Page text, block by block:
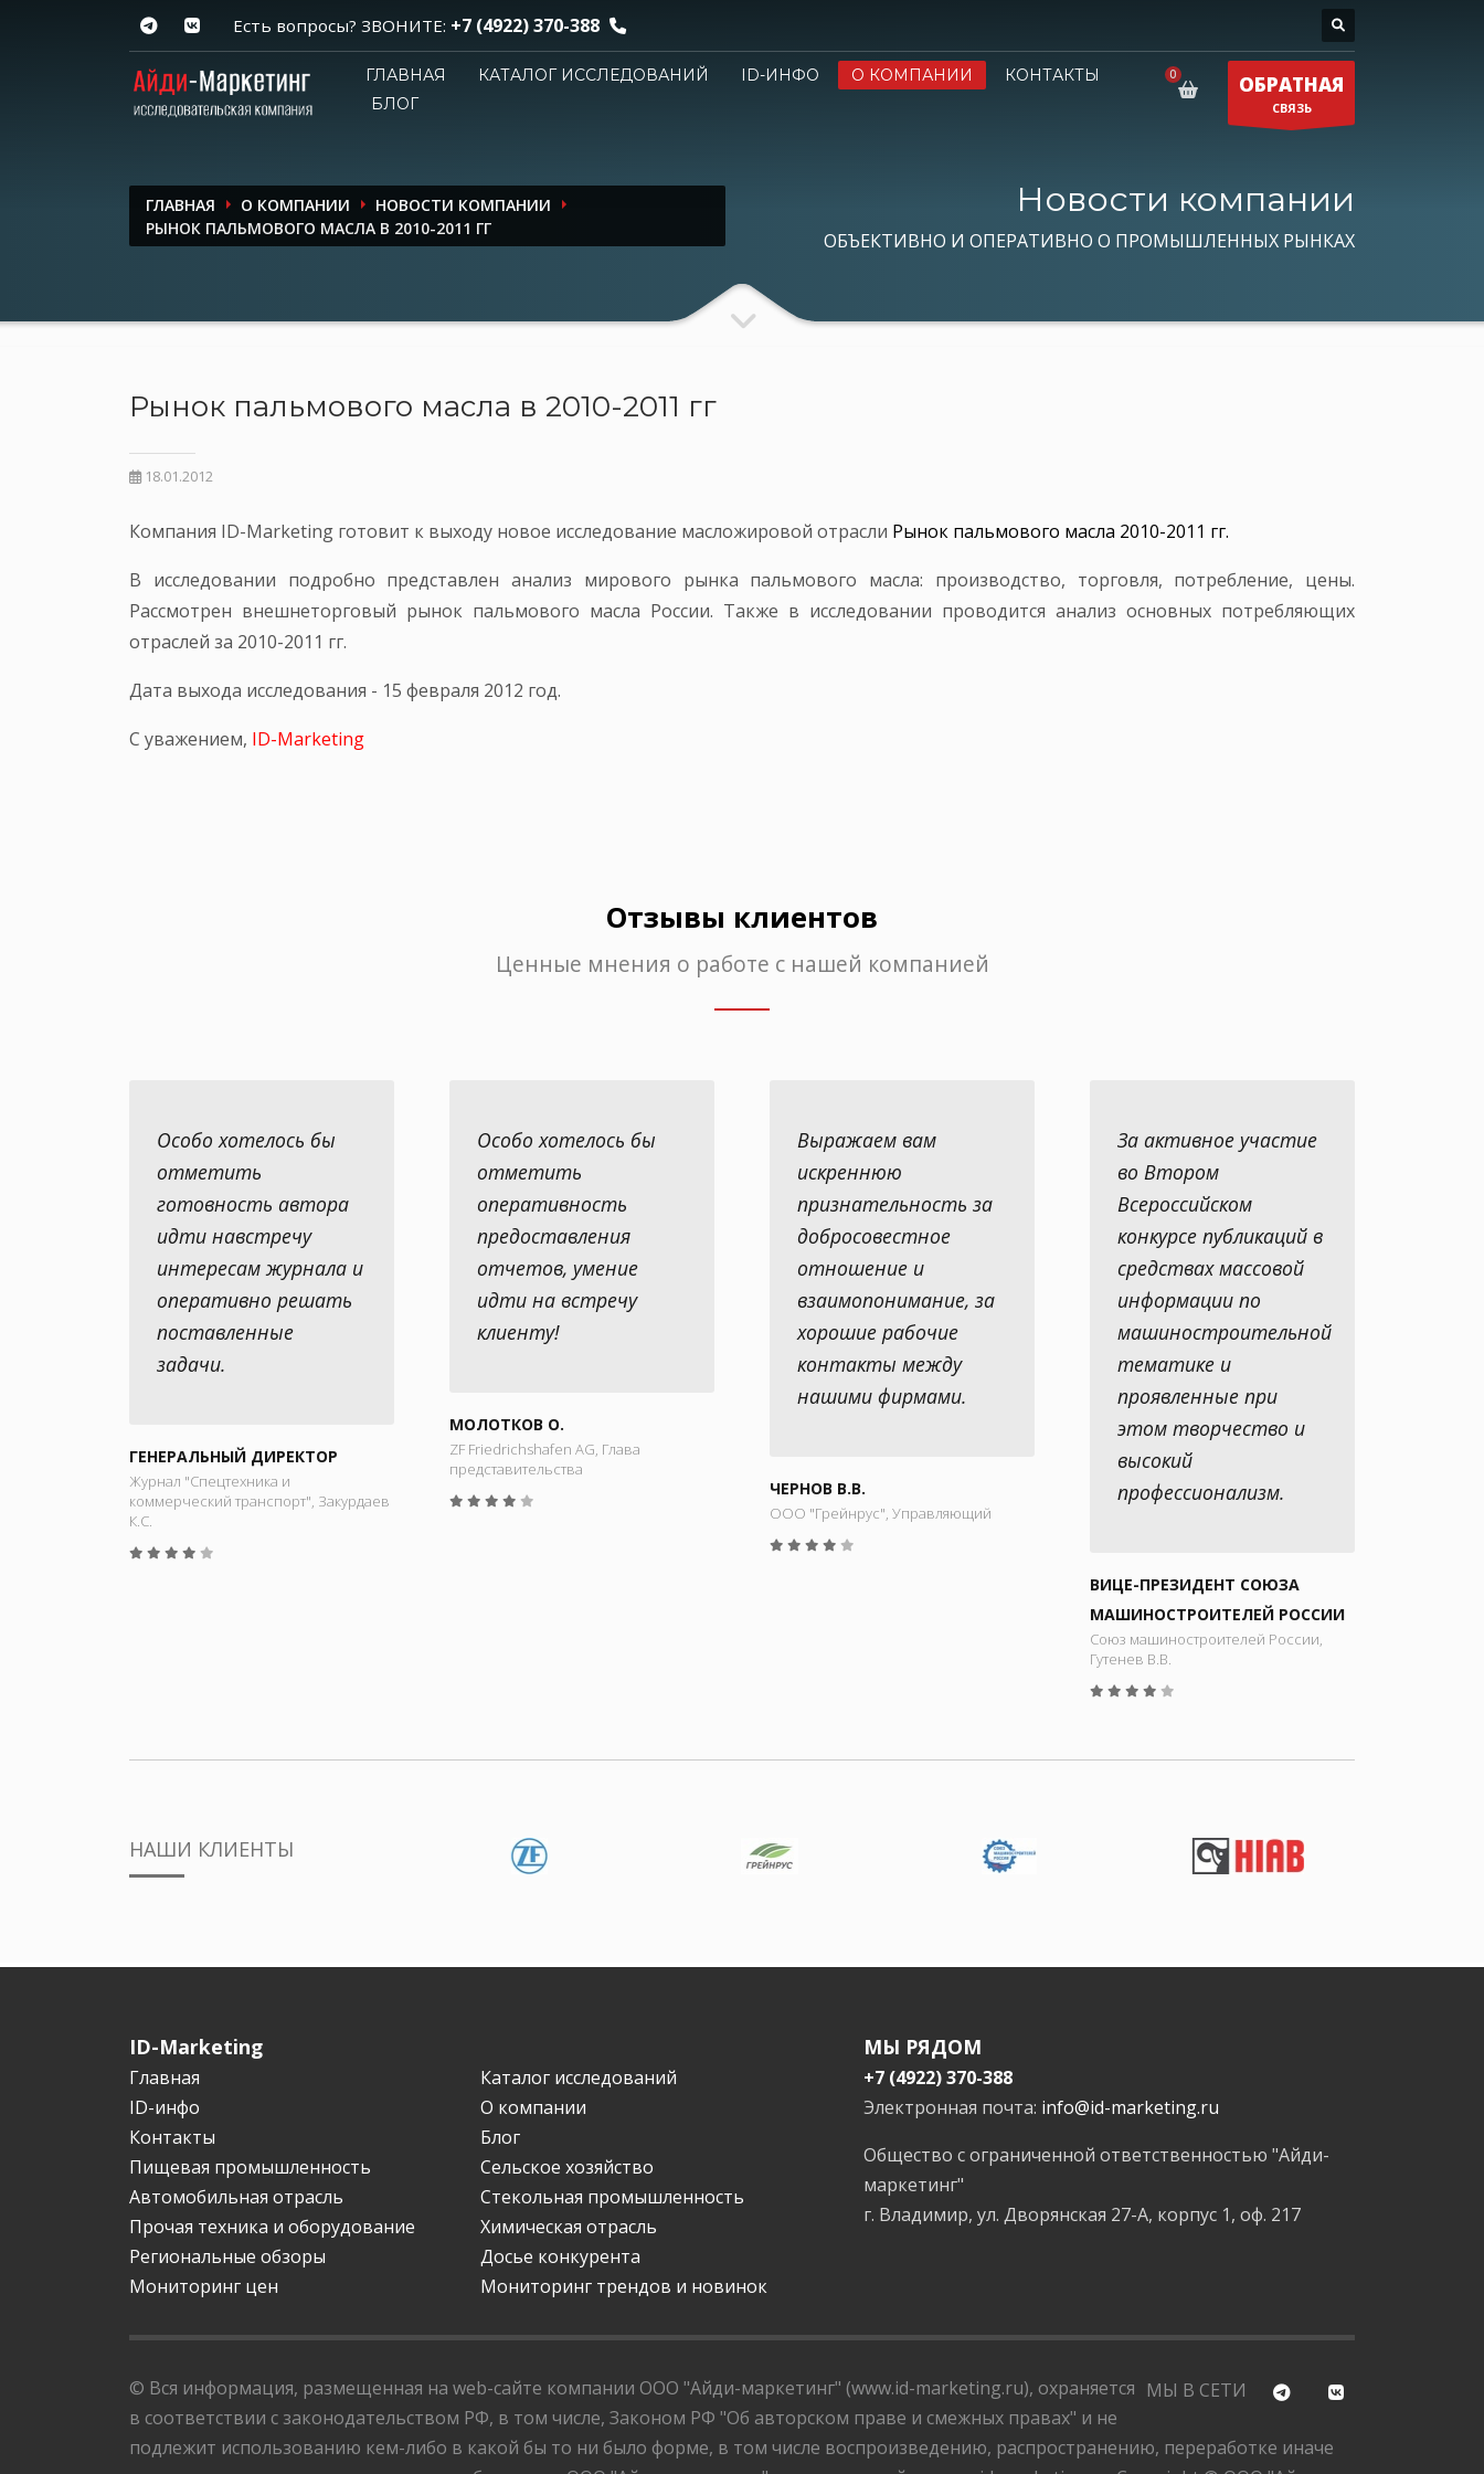
Есть вопросы? ЗВОНИТЕ: +7 (4922) 370-388
ГЛАВНАЯ КАТАЛОГ ИССЛЕДОВАНИЙ ID-ИНФО О КОМПАНИИ
КОНТАКТЫ
БЛОГ
ОБРАТНАЯ
СВЯЗЬ
ГЛАВНАЯ О КОМПАНИИ
НОВОСТИ КОМПАНИИ
РЫНОК ПАЛЬМОВОГО МАСЛА В 2010-2011 ГГ
Новости компании
ОБЪЕКТИВНО И ОПЕРАТИВНО О ПРОМЫШЛЕННЫХ РЫНКАХ
Рынок пальмового масла в 2010-2011 гг
18.01.2012
Компания ID-Marketing готовит к выходу новое исследование масложировой отрасли Рынок пальмового масла 2010-2011 гг.
В исследовании подробно представлен анализ мирового рынка пальмового масла: производство, торговля, потребление, цены.
Рассмотрен внешнеторговый рынок пальмового масла России. Также в исследовании проводится анализ основных потребляющих
отраслей за 2010-2011 гг.
Дата выхода исследования - 15 февраля 2012 год.
С уважением, ID-Marketing
Отзывы клиентов
Ценные мнения о работе с нашей компанией
Особо хотелось бы
отметить
готовность автора
идти навстречу
интересам журнала и
оперативно решать
поставленные
задачи.
ГЕНЕРАЛЬНЫЙ ДИРЕКТОР
Журнал "Спецтехника и
коммерческий транспорт", Закурдаев
К.С.
Особо хотелось бы
отметить
оперативность
предоставления
отчетов, умение
идти на встречу
клиенту!
МОЛОТКОВ О.
ZF Friedrichshafen AG, Глава
представительства
Выражаем вам
искреннюю
признательность за
добросовестное
отношение и
взаимопонимание, за
хорошие рабочие
контакты между
нашими фирмами.
ЧЕРНОВ В.В.
ООО "Грейнрус", Управляющий
За активное участие
во Втором
Всероссийском
конкурсе публикаций в
средствах массовой
информации по
машиностроительной
тематике и
проявленные при
этом творчество и
высокий
профессионализм.
ВИЦЕ-ПРЕЗИДЕНТ СОЮЗА
МАШИНОСТРОИТЕЛЕЙ РОССИИ
Союз машиностроителей России,
Гутенев В.В.
НАШИ КЛИЕНТЫ
ID-Marketing
Главная
Каталог исследований
ID-инфо
О компании
Контакты
Блог
Пищевая промышленность
Сельское хозяйство
Автомобильная отрасль
Стекольная промышленность
Прочая техника и оборудование
Химическая отрасль
Региональные обзоры
Досье конкурента
Мониторинг цен
Мониторинг трендов и новинок
МЫ РЯДОМ
+7 (4922) 370-388
Электронная почта: info@id-marketing.ru
Общество с ограниченной ответственностью "Айди-
маркетинг"
г. Владимир, ул. Дворянская 27-А, корпус 1, оф. 217
МЫ В СЕТИ
© Вся информация, размещенная на web-сайте компании ООО "Айди-маркетинг" (www.id-marketing.ru), охраняется
в соответствии с законодательством РФ, в том числе, Законом РФ "Об авторском праве и смежных правах" и не
подлежит использованию кем-либо в какой бы то ни было форме, в том числе воспроизведению, распространению, переработке иначе